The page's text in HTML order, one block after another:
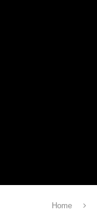
Home